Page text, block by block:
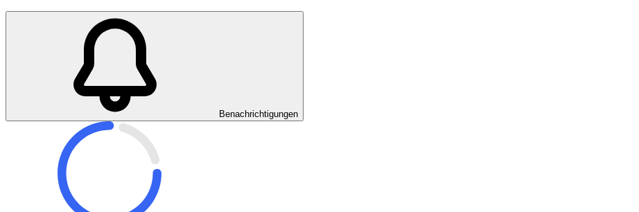
Benachrichtigungen